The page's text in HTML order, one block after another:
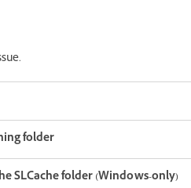
folder
SLCache folder (Windows-only)